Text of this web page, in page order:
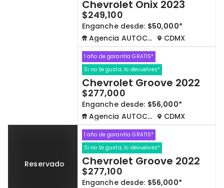
Chevrolet Onix 2023
$249,100
Enganche desde: $50,000*
Agencia AUTOCOM
CDMX
1 año de garantía GRATIS*
Si no te gusta, lo devuelves*
Chevrolet Groove 2022
$277,000
Enganche desde: $56,000*
Agencia AUTOCOM
CDMX
Reservado
1 año de garantía GRATIS*
Si no te gusta, lo devuelves*
Chevrolet Groove 2022
$277,100
Enganche desde: $56,000*